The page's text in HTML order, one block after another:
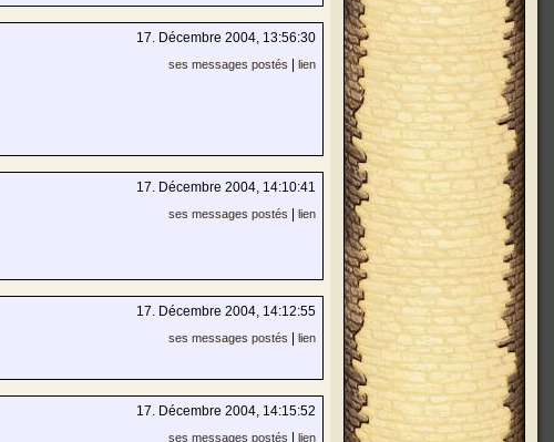
17. Décembre 2004, 13:56:30
ses messages postés lien
17. Décembre 2004, 14:10:41
ses messages postés
lien
17. Décembre 2004, 14:12:55
ses messages postés lien
17. Décembre 2004, 14:15:52
ses messages postés lien